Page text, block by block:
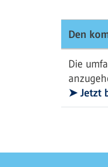
Den
Die
➤ Jetzt